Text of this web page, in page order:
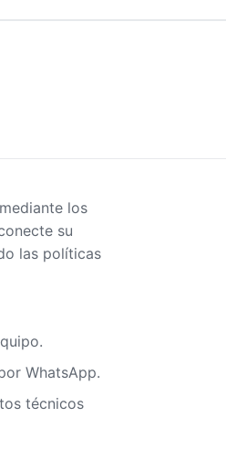
los
su
las políticas
WhatsApp.
técnicos